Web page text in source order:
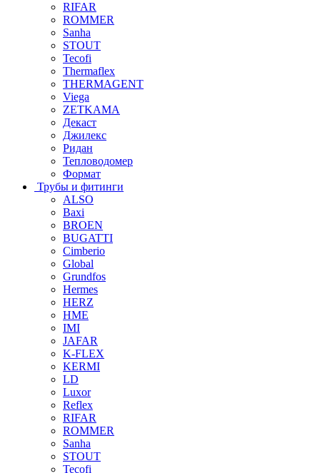
RIFAR
ROMMER
Sanha
STOUT
Tecofi
Thermaflex
THERMAGENT
Viega
ZETKAMA
Декаст
Джилекс
Ридан
Тепловодомер
Формат
Трубы и фитинги
ALSO
Baxi
BROEN
BUGATTI
Cimberio
Global
Grundfos
Hermes
HERZ
HME
IMI
JAFAR
K-FLEX
KERMI
LD
Luxor
Reflex
RIFAR
ROMMER
Sanha
STOUT
Tecofi